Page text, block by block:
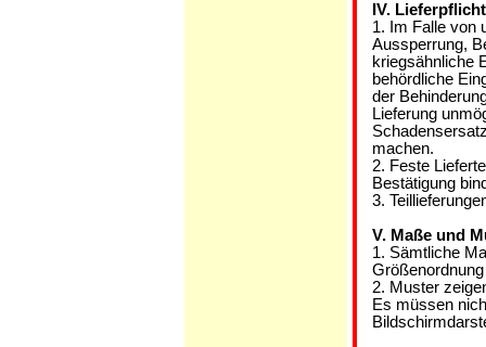
IV.
1. Im Falle von
Aussperrung,
kriegsähnliche
behördliche
der
Lieferung
machen.
2. Feste
Bestätigung
3.
V. Maße und
1. Sämtliche
2. Muster
Es müssen